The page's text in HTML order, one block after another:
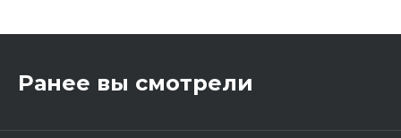
Ранее вы смотрели